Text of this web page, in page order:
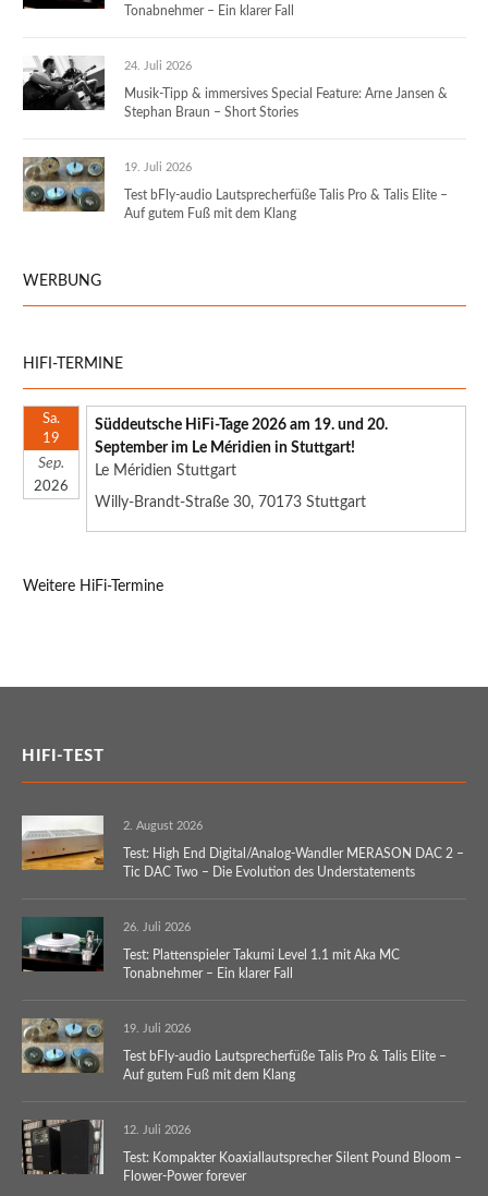
Tonabnehmer – Ein klarer Fall
24. Juli 2026
Musik-Tipp & immersives Special Feature: Arne Jansen &
Stephan Braun – Short Stories
19. Juli 2026
Test bFly-audio Lautsprecherfüße Talis Pro & Talis Elite –
Auf gutem Fuß mit dem Klang
WERBUNG
HIFI-TERMINE
Sa.
19
Sep.
2026
Süddeutsche HiFi-Tage 2026 am 19. und 20.
September im Le Méridien in Stuttgart!
Le Méridien Stuttgart
Willy-Brandt-Straße 30, 70173 Stuttgart
Weitere HiFi-Termine
HIFI-TEST
2. August 2026
Test: High End Digital/Analog-Wandler MERASON DAC 2 –
Tic DAC Two – Die Evolution des Understatements
26. Juli 2026
Test: Plattenspieler Takumi Level 1.1 mit Aka MC
Tonabnehmer – Ein klarer Fall
19. Juli 2026
Test bFly-audio Lautsprecherfüße Talis Pro & Talis Elite –
Auf gutem Fuß mit dem Klang
12. Juli 2026
Test: Kompakter Koaxiallautsprecher Silent Pound Bloom –
Flower-Power forever